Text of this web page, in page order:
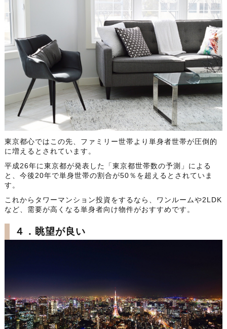
東京都心ではこの先、ファミリー世帯より単身者世帯が圧倒的
に増えるとされています。
平成26年に東京都が発表した「東京都世帯数の予測」による
と、今後20年で単身世帯の割合が50％を超えるとされていま
す。
これからタワーマンション投資をするなら、ワンルームや2LDK
など、需要が高くなる単身者向け物件がおすすめです。
４．眺望が良い